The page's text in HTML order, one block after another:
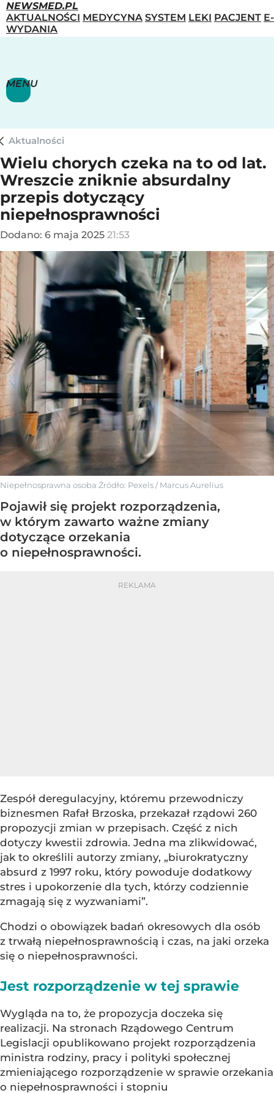
NEWSMED.PL
AKTUALNOŚCI MEDYCYNA SYSTEM LEKI PACJENT E-
WYDANIA
MENU
Aktualności
Wielu chorych czeka na to od lat.
Wreszcie zniknie absurdalny
przepis dotyczący
niepełnosprawności
Dodano: 6 maja 2025 21:53
Niepełnosprawna osoba Źródło: Pexels/Marcus Aurelius
Pojawił się projekt rozporządzenia,
w którym zawarto ważne zmiany
dotyczące orzekania
o niepełnosprawności.
Zespół deregulacyjny, któremu przewodniczy
biznesmen Rafał Brzoska, przekazał rządowi 260
propozycji zmian w przepisach. Część z nich
dotyczy kwestii zdrowia. Jedna ma zlikwidować,
jak to określili autorzy zmiany, „biurokratyczny
absurd z 1997 roku, który powoduje dodatkowy
stres i upokorzenie dla tych, którzy codziennie
zmagają się z wyzwaniami”.
Chodzi o obowiązek badań okresowych dla osób
z trwałą niepełnosprawnością i czas, na jaki orzeka
się o niepełnosprawności.
Jest rozporządzenie w tej sprawie
Wygląda na to, że propozycja doczeka się
realizacji. Na stronach Rządowego Centrum
Legislacji opublikowano projekt rozporządzenia
ministra rodziny, pracy i polityki społecznej
zmieniającego rozporządzenie w sprawie orzekania
o niepełnosprawności i stopniu